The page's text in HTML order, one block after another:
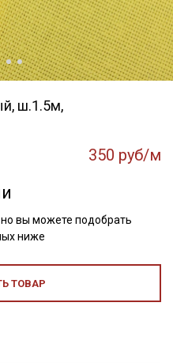
ш.1.5м,
350 руб/м
вы можете подобрать
ниже
ТОВАР